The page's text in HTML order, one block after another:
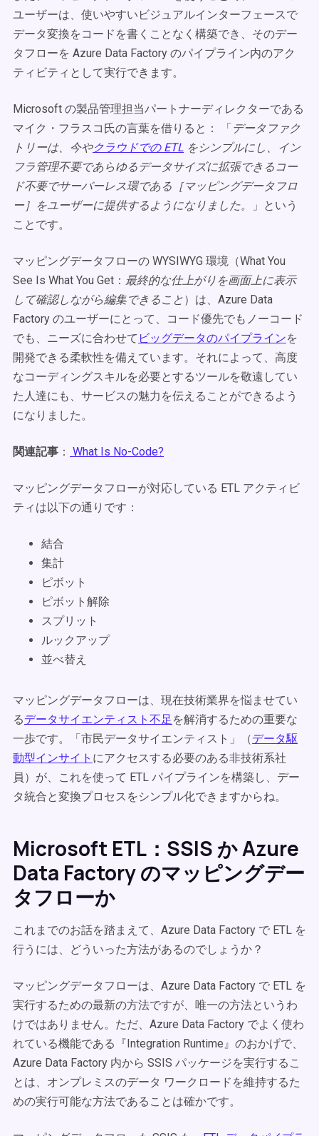
ユーザーは、使いやすいビジュアルインターフェースで
データ変換をコードを書くことなく構築でき、そのデー
タフローを Azure Data Factory のパイプライン内のアク
ティビティとして実行できます。
Microsoft の製品管理担当パートナーディレクターである
マイク・フラスコ氏の言葉を借りると： 「データファク
トリーは、今やクラウドでの ETL をシンプルにし、イン
フラ管理不要であらゆるデータサイズに拡張できるコー
ド不要でサーバーレス環である［マッピングデータフロ
ー］をユーザーに提供するようになりました。
」という
ことです。
マッピングデータフローの WYSIWYG 環境（What You
See Is What You Get： 最終的な仕上がりを画面上に表示
して確認しながら編集できること）は、Azure Data
Factory のユーザーにとって、コード優先でもノーコード
でも、ニーズに合わせて ビッグデータのパイプラインを
開発できる柔軟性を備えています。それによって、高度
なコーディングスキルを必要とするツールを敬遠してい
た人達にも、サービスの魅力を伝えることができるよう
になりました。
関連記事 ： What Is No-Code?
マッピングデータフローが対応している ETL アクティビ
ティは以下の通りです：
結合
集計
ピボット
ピボット解除
スプリット
ルックアップ
並べ替え
マッピングデータフローは、現在技術業界を悩ませてい
るデータサイエンティスト不足 を解消するための重要な
一歩です。「市民データサイエンティスト」（データ駆
動型インサイト にアクセスする必要のある非技術系社
員）が、これを使って ETL パイプラインを構築し、デー
タ統合と変換プロセスをシンプル化できますからね。
Microsoft ETL：SSIS か Azure
Data Factory のマッピングデー
タフローか
これまでのお話を踏まえて、Azure Data Factory で ETL を
行うには、どういった方法があるのでしょうか？
マッピングデータフローは、Azure Data Factory で ETL を
実行するための最新の方法ですが、唯一の方法というわ
けではありません。ただ、Azure Data Factory でよく使わ
れている機能である『Integration Runtime』のおかげで、
Azure Data Factory 内から SSIS パッケージを実行するこ
とは、オンプレミスのデータ ワークロードを維持するた
めの実行可能な方法であることは確かです。